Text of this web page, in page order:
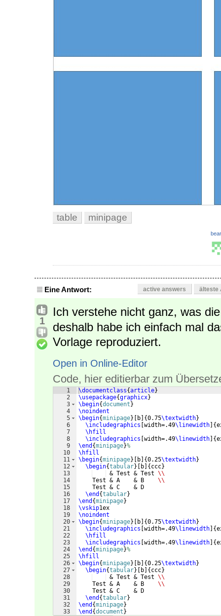
table minipage
Eine Antwort: active answers älteste
1
Ich verstehe nicht ganz, was
deshalb habe ich einfach mal
Vorlage reproduziert.
Open in Online-Editor
Code, hier editierbar zum
1
2
3
4
5
6
7
8
9
10
11
12
13
14
15
16
17
18
19
20
21
22
23
24
25
26
27
28
29
30
31
32
33
\documentclass{article}
\usepackage{graphicx}
\begin{document }
\noindent
\begin{minipage} b {0.75\textwidth}
\includegraphics width=.49\linewidth {
\hfill
\includegraphics width=.49\linewidth {
\end {minipage}%
\hfill
\begin{minipage} b {0.25\textwidth}
\begin{tabular} b { ccc}
& Test & Test \\
    Test & A    & B
\\
    Test & C    & D
\end {tabular}
\end {minipage}
\vskip1ex
\noindent
\begin{minipage} b {0.75\textwidth}
\includegraphics width=.49\linewidth {
\hfill
\includegraphics width=.49\linewidth {
\end {minipage}%
\hfill
\begin{minipage} b {0.25\textwidth}
\begin{tabular} b { ccc}
& Test & Test \\
    Test & A    & B
\\
    Test & C    & D
\end {tabular}
\end {minipage}
\end {document }